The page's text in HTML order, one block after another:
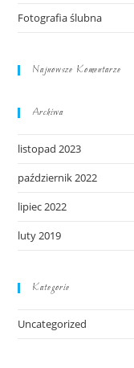
Fotografia ślubna
Najnowsze Komentarze
Archiwa
listopad 2023
październik 2022
lipiec 2022
luty 2019
Kategorie
Uncategorized